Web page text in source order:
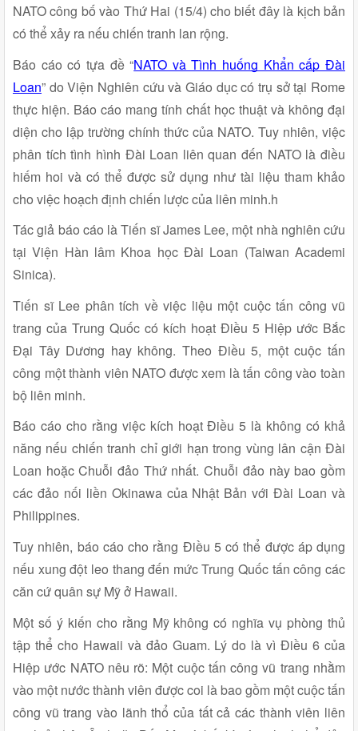
NATO công bố vào Thứ Hai (15/4) cho biết đây là kịch bản
có thể xảy ra nếu chiến tranh lan rộng.
Báo cáo có tựa đề “NATO và Tình huống Khẩn cấp Đài
Loan” do Viện Nghiên cứu và Giáo dục có trụ sở tại Rome
thực hiện. Báo cáo mang tính chất học thuật và không đại
diện cho lập trường chính thức của NATO. Tuy nhiên, việc
phân tích tình hình Đài Loan liên quan đến NATO là điều
hiếm hoi và có thể được sử dụng như tài liệu tham khảo
cho việc hoạch định chiến lược của liên minh.h
Tác giả báo cáo là Tiến sĩ James Lee, một nhà nghiên cứu
tại Viện Hàn lâm Khoa học Đài Loan (Taiwan Academi
Sinica).
Tiến sĩ Lee phân tích về việc liệu một cuộc tấn công vũ
trang của Trung Quốc có kích hoạt Điều 5 Hiệp ước Bắc
Đại Tây Dương hay không. Theo Điều 5, một cuộc tấn
công một thành viên NATO được xem là tấn công vào toàn
bộ liên minh.
Báo cáo cho rằng việc kích hoạt Điều 5 là không có khả
năng nếu chiến tranh chỉ giới hạn trong vùng lân cận Đài
Loan hoặc Chuỗi đảo Thứ nhất. Chuỗi đảo này bao gồm
các đảo nối liền Okinawa của Nhật Bản với Đài Loan và
Philippines.
Tuy nhiên, báo cáo cho rằng Điều 5 có thể được áp dụng
nếu xung đột leo thang đến mức Trung Quốc tấn công các
căn cứ quân sự Mỹ ở Hawaii.
Một số ý kiến cho rằng Mỹ không có nghĩa vụ phòng thủ
tập thể cho Hawaii và đảo Guam. Lý do là vì Điều 6 của
Hiệp ước NATO nêu rõ: Một cuộc tấn công vũ trang nhằm
vào một nước thành viên được coi là bao gồm một cuộc tấn
công vũ trang vào lãnh thổ của tất cả các thành viên liên